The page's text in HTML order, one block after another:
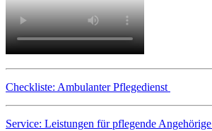
Checkliste: Ambulanter Pflegedienst
Service: Leistungen für pflegende Angehörige